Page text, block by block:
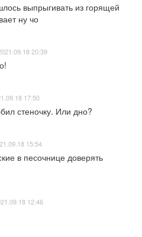
выпрыгивать из горящей
ну чо
20:39
17:50
стеночку. Или дно?
15:54
в песочнице доверять
12:46